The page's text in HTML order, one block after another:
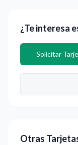
¿Te interesa
Solicitar
Otras